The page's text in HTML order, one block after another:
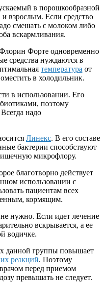
в порошкообразной
взрослым. Если средство
смешать с молоком либо
вскармливания.
Форте одновременно
средства нуждаются в
температура от
в холодильник.
в использовании. Его
поэтому
надо
Линекс. В его составе
бактерии способствуют
микрофлору.
благотворно действует
использовании с
пациентам всех
кормящим.
нужно. Если идет лечение
вскрывается, а ее
водичке.
данной группы повышает
реакций. Поэтому
перед приемом
превышать не следует.